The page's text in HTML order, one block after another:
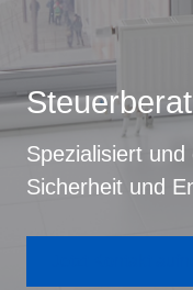
Spezialisiert
Sicherheit und